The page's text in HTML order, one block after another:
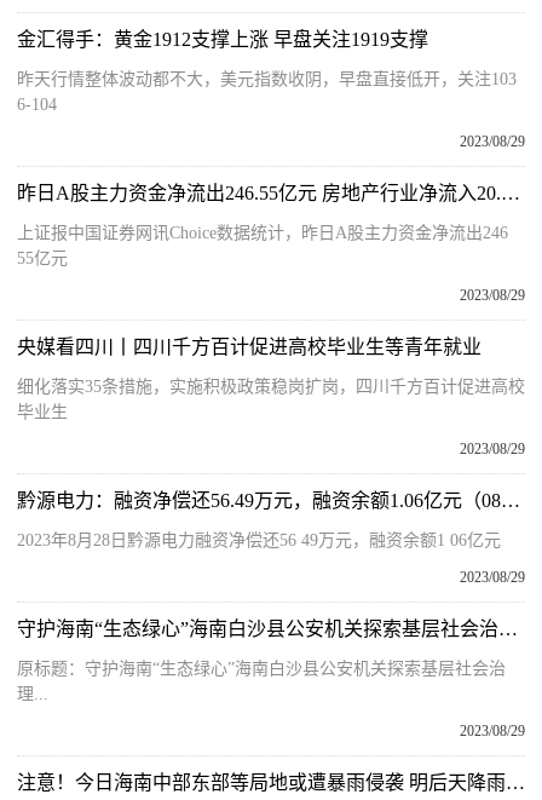
金汇得手：黄金1912支撑上涨 早盘关注1919支撑
昨天行情整体波动都不大，美元指数收阴，早盘直接低开，关注103
6-104
2023/08/29
昨日A股主力资金净流出246.55亿元 房地产行业净流入20.69亿元
上证报中国证券网讯Choice数据统计，昨日A股主力资金净流出246
55亿元
2023/08/29
央媒看四川丨四川千方百计促进高校毕业生等青年就业
细化落实35条措施，实施积极政策稳岗扩岗，四川千方百计促进高校
毕业生
2023/08/29
黔源电力：融资净偿还56.49万元，融资余额1.06亿元（08-28）
2023年8月28日黔源电力融资净偿还56 49万元，融资余额1 06亿元
2023/08/29
守护海南“生态绿心”海南白沙县公安机关探索基层社会治理新路子
原标题：守护海南“生态绿心”海南白沙县公安机关探索基层社会治
理...
2023/08/29
注意！今日海南中部东部等局地或遭暴雨侵袭 明后天降雨仍将持续